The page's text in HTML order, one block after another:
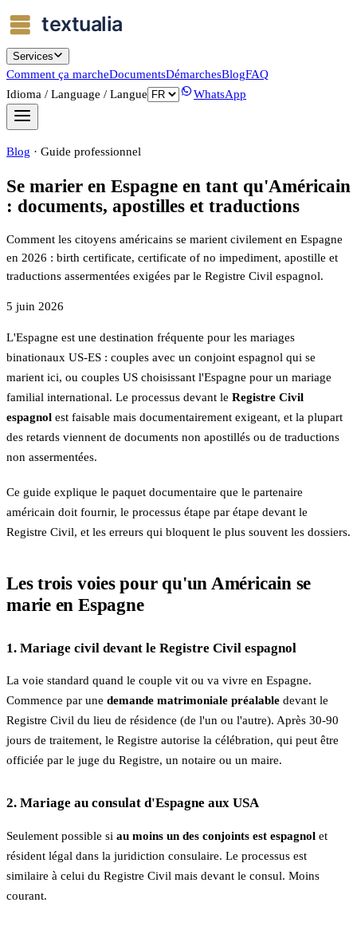
Services
Comment ça marcheDocumentsDémarchesBlogFAQ
Idioma / Language / Langue
WhatsApp
Blog · Guide professionnel
Se marier en Espagne en tant qu'Américain
: documents, apostilles et traductions
Comment les citoyens américains se marient civilement en Espagne
en 2026 : birth certificate, certificate of no impediment, apostille et
traductions assermentées exigées par le Registre Civil espagnol.
5 juin 2026
L'Espagne est une destination fréquente pour les mariages
binationaux US-ES : couples avec un conjoint espagnol qui se
marient ici, ou couples US choisissant l'Espagne pour un mariage
familial international. Le processus devant le Registre Civil
espagnol est faisable mais documentairement exigeant, et la plupart
des retards viennent de documents non apostillés ou de traductions
non assermentées.
Ce guide explique le paquet documentaire que le partenaire
américain doit fournir, le processus étape par étape devant le
Registre Civil, et les erreurs qui bloquent le plus souvent les dossiers.
Les trois voies pour qu'un Américain se
marie en Espagne
1. Mariage civil devant le Registre Civil espagnol
La voie standard quand le couple vit ou va vivre en Espagne.
Commence par une demande matrimoniale préalable devant le
Registre Civil du lieu de résidence (de l'un ou l'autre). Après 30-90
jours de traitement, le Registre autorise la célébration, qui peut être
officiée par le juge du Registre, un notaire ou un maire.
2. Mariage au consulat d'Espagne aux USA
Seulement possible si au moins un des conjoints est espagnol et
résident légal dans la juridiction consulaire. Le processus est
similaire à celui du Registre Civil mais devant le consul. Moins
courant.